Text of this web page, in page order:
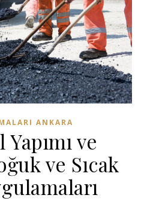
ANKARA
ve
ve Sıcak